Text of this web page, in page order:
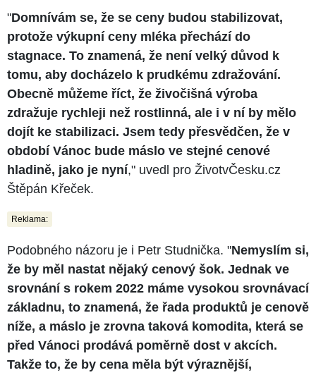
"Domnívám se, že se ceny budou stabilizovat,
protože výkupní ceny mléka přechází do
stagnace. To znamená, že není velký důvod k
tomu, aby docházelo k prudkému zdražování.
Obecně můžeme říct, že živočišná výroba
zdražuje rychleji než rostlinná, ale i v ní by mělo
dojít ke stabilizaci. Jsem tedy přesvědčen, že v
období Vánoc bude máslo ve stejné cenové
hladině, jako je nyní," uvedl pro ŽivotvČesku.cz
Štěpán Křeček.
Reklama:
Podobného názoru je i Petr Studnička. "Nemyslím si,
že by měl nastat nějaký cenový šok. Jednak ve
srovnání s rokem 2022 máme vysokou srovnávací
základnu, to znamená, že řada produktů je cenově
níže, a máslo je zrovna taková komodita, která se
před Vánoci prodává poměrně dost v akcích.
Takže to, že by cena měla být výraznější,